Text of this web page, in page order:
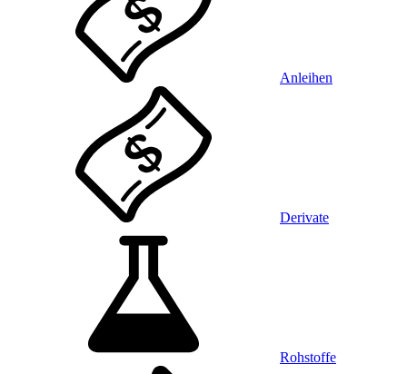
Anleihen
Derivate
Rohstoffe